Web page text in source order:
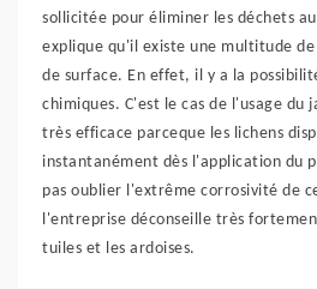
sollicitée pour éliminer les déchets
explique qu'il existe une multitude
de surface. En effet, il y a la
chimiques. C'est le cas de l'usage du
très efficace parceque les lichens
instantanément dès l'application du
pas oublier l'extrême corrosivité de
l'entreprise déconseille très
tuiles et les ardoises.